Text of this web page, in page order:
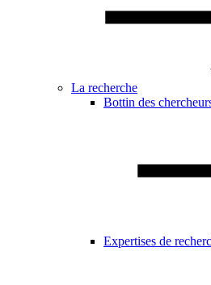
La recherche
Bottin des
Expertises de